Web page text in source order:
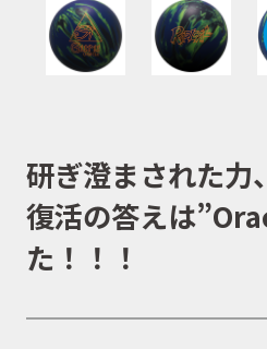
研ぎ澄まされた力
復活の答えは
た！！！